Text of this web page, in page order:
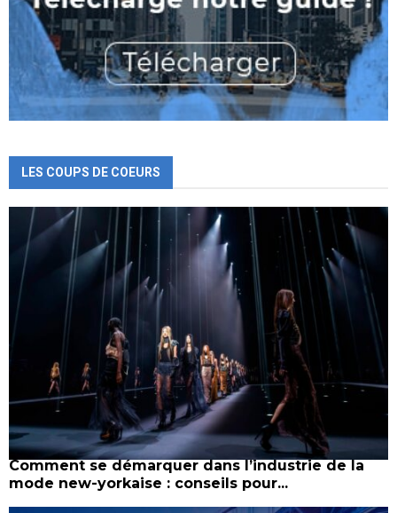
LES COUPS DE COEURS
Comment se démarquer dans l’industrie de la
mode new-yorkaise : conseils pour...